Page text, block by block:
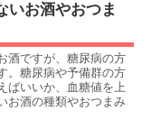
いお酒やおつま
酒ですが、糖尿病の方
。糖尿病や予備群の方
ばいいか、血糖値を上
お酒の種類やおつまみ